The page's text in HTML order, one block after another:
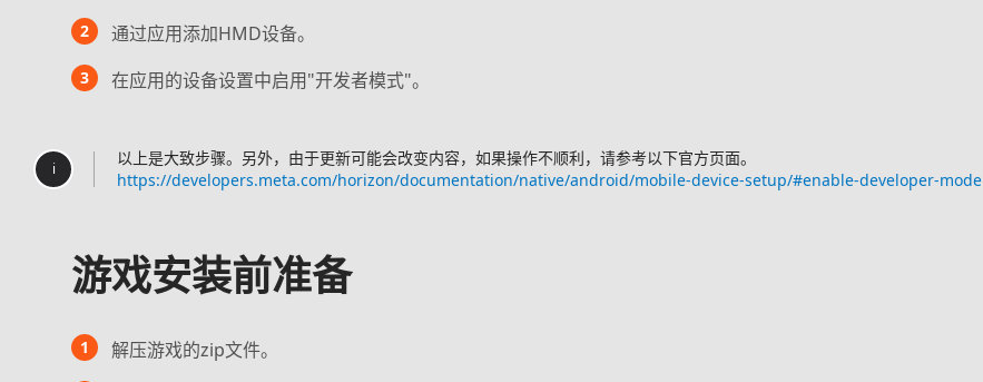
2 通过应用添加HMD设备。
3 在应用的设备设置中启用"开发者模式"。
i
以上是大致步骤。另外，由于更新可能会改变内容，如果操作不顺利，请参考以下官方页面。
https://developers.meta.com/horizon/documentation/native/android/mobile-device-setup/#enable-developer-mode
游戏安装前准备
1 解压游戏的zip文件。